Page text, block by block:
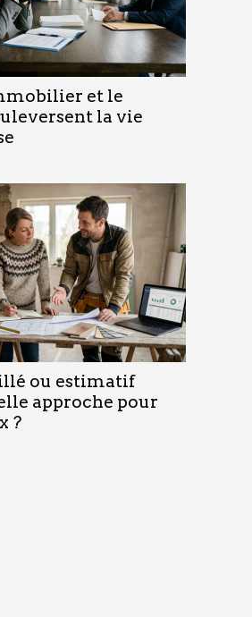
et le
la vie
ou estimatif
approche pour
?